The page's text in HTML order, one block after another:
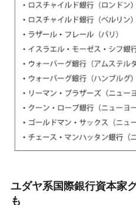
ユダヤ系国際銀行資本家
も